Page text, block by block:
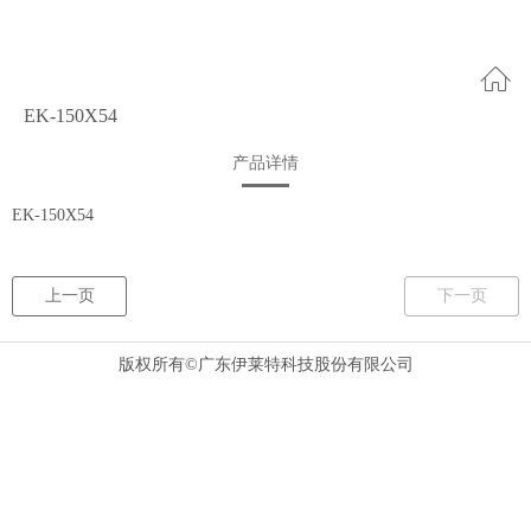
EK-150X54
产品详情
EK-150X54
上一页 下一页
版权所有©广东伊莱特科技股份有限公司